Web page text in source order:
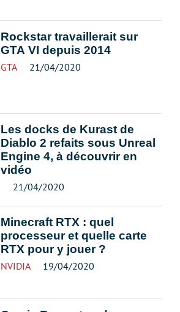
Rockstar travaillerait sur
GTA VI depuis 2014
GTA 21/04/2020
Les docks de Kurast de
Diablo 2 refaits sous Unreal
Engine 4, à découvrir en
vidéo
21/04/2020
Minecraft RTX : quel
processeur et quelle carte
RTX pour y jouer ?
NVIDIA 19/04/2020